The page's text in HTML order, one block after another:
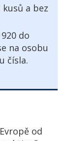
kusů a bez
do
na osobu
čísla.
od